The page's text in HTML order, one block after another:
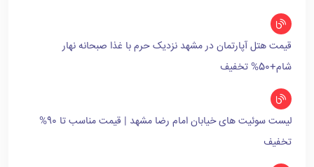
قیمت هتل آپارتمان در مشهد نزدیک حرم با غذا صبحانه نهار
شام+50% تخفیف
لیست سوئیت های خیابان امام رضا مشهد | قیمت مناسب تا 90%
تخفیف